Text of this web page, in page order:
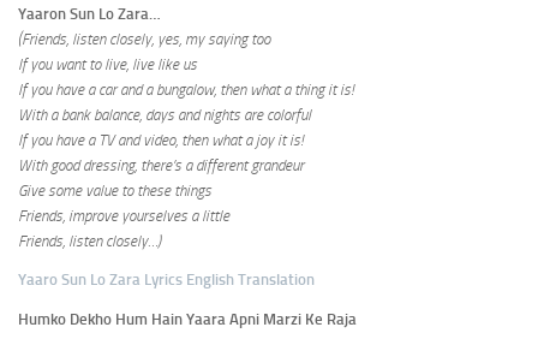
Yaaron Sun Lo Zara…
(Friends, listen closely, yes, my saying too
If you want to live, live like us
If you have a car and a bungalow, then what a thing it is!
With a bank balance, days and nights are colorful
If you have a TV and video, then what a joy it is!
With good dressing, there’s a different grandeur
Give some value to these things
Friends, improve yourselves a little
Friends, listen closely…)
Yaaro Sun Lo Zara Lyrics English Translation
Humko Dekho Hum Hain Yaara Apni Marzi Ke Raja